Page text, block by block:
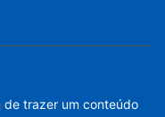
de trazer um conteúdo